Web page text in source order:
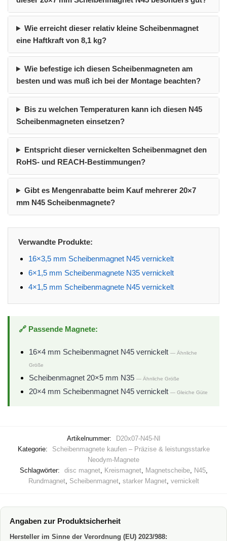
Wie erreicht dieser relativ kleine Scheibenmagnet
eine Haftkraft von 8,1 kg?
Wie befestige ich diesen Scheibenmagneten am
besten und was muß ich bei der Montage beachten?
Bis zu welchen Temperaturen kann ich diesen N45
Scheibenmagneten einsetzen?
Entspricht dieser vernickelten Scheibenmagnet den
RoHS- und REACH-Bestimmungen?
Gibt es Mengenrabatte beim Kauf mehrerer 20×7
mm N45 Scheibenmagnete?
Verwandte Produkte:
16×3,5 mm Scheibenmagnet N45 vernickelt
6×1,5 mm Scheibenmagnete N35 vernickelt
4×1,5 mm Scheibenmagnete N45 vernickelt
🔗 Passende Magnete:
16×4 mm Scheibenmagnet N45 vernickelt — Ähnliche
Größe
Scheibenmagnet 20×5 mm N35 — Ähnliche Größe
20×4 mm Scheibenmagnet N45 vernickelt — Gleiche Güte
Artikelnummer:
D20x07-N45-NI
Kategorie:
Scheibenmagnete kaufen – Präzise & leistungsstarke
Neodym-Magnete
Schlagwörter:
disc magnet, Kreismagnet, Magnetscheibe, N45,
Rundmagnet, Scheibenmagnet, starker Magnet, vernickelt
Angaben zur Produktsicherheit
Hersteller im Sinne der Verordnung (EU) 2023/988: